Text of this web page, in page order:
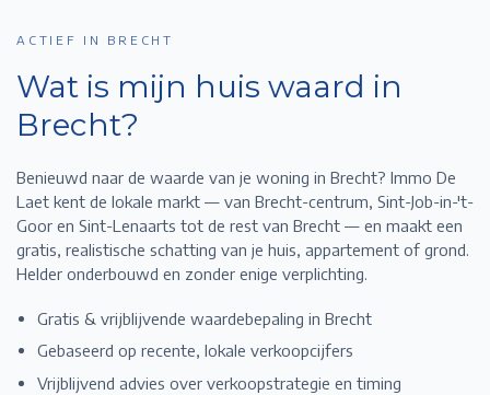
ACTIEF IN BRECHT
Wat is mijn huis waard in
Brecht?
Benieuwd naar de waarde van je woning in Brecht? Immo De
Laet kent de lokale markt — van Brecht-centrum, Sint-Job-in-'t-
Goor en Sint-Lenaarts tot de rest van Brecht — en maakt een
gratis, realistische schatting van je huis, appartement of grond.
Helder onderbouwd en zonder enige verplichting.
Gratis & vrijblijvende waardebepaling in Brecht
Gebaseerd op recente, lokale verkoopcijfers
Vrijblijvend advies over verkoopstrategie en timing